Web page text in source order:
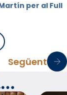
per al Full
Següent